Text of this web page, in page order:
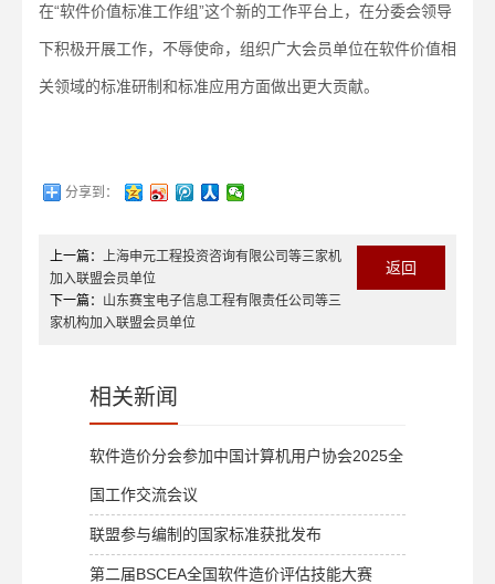
在“软件价值标准工作组”这个新的工作平台上，在分委会领导
下积极开展工作，不辱使命，组织广大会员单位在软件价值相
关领域的标准研制和标准应用方面做出更大贡献。
分享到：
上一篇： 上海申元工程投资咨询有限公司等三家机
加入联盟会员单位
下一篇： 山东赛宝电子信息工程有限责任公司等三
家机构加入联盟会员单位
返回
相关新闻
软件造价分会参加中国计算机用户协会2025全
国工作交流会议
联盟参与编制的国家标准获批发布
第二届BSCEA全国软件造价评估技能大赛